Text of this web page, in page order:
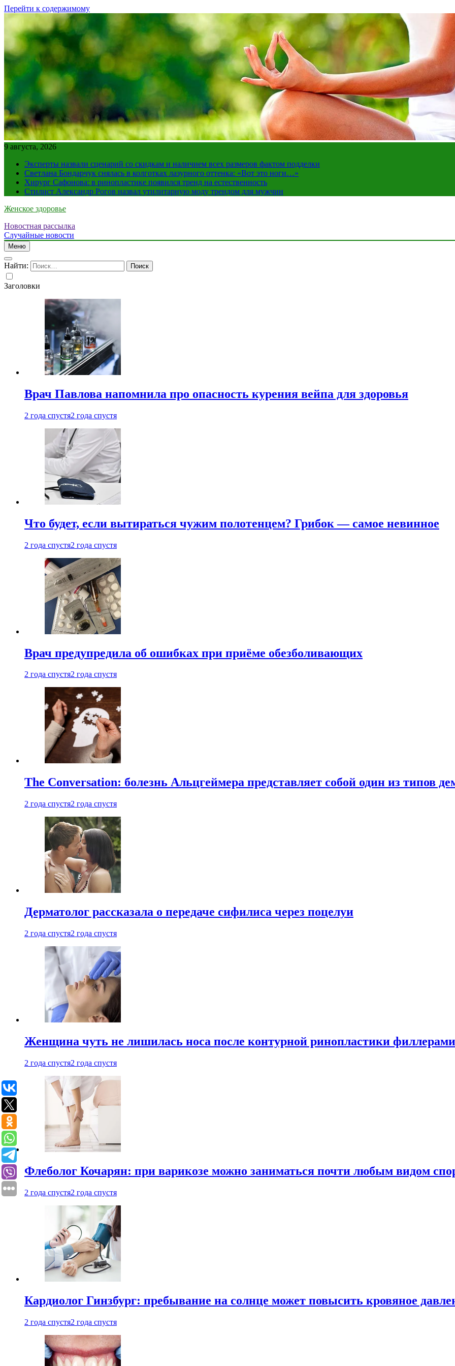
Перейти к содержимому
9 августа, 2026
Эксперты назвали сценарий со скидкам и наличием всех размеров фактом подделки
Светлана Бондарчук снялась в колготках лазурного оттенка: «Вот это ноги…»
Хирург Сафонова: в ринопластике появился тренд на естественность
Стилист Александр Рогов назвал утилитарную моду трендом для мужчин
Женское здоровье
Новостная рассылка
Случайные новости
Меню
Найти:
Заголовки
Врач Павлова напомнила про опасность курения вейпа для здоровья
2 года спустя2 года спустя
Что будет, если вытираться чужим полотенцем? Грибок — самое невинное
2 года спустя2 года спустя
Врач предупредила об ошибках при приëме обезболивающих
2 года спустя2 года спустя
The Conversation: болезнь Альцгеймера представляет собой один из типов
2 года спустя2 года спустя
Дерматолог рассказала о передаче сифилиса через поцелуи
2 года спустя2 года спустя
Женщина чуть не лишилась носа после контурной ринопластики филлерами
2 года спустя2 года спустя
Флеболог Кочарян: при варикозе можно заниматься почти любым видом
2 года спустя2 года спустя
Кардиолог Гинзбург: пребывание на солнце может повысить кровяное
2 года спустя2 года спустя